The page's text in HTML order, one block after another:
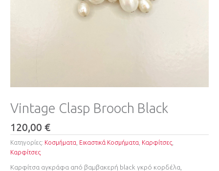
Vintage Clasp Brooch Black
120,00€
Κατηγορίες: Κοσμήματα Εικαστικά Κοσμήματα Καρφίτσες
Καρφίτσες
Καρφίτσα αγκράφα από βαμβακερή black γκρό κορδέλα,